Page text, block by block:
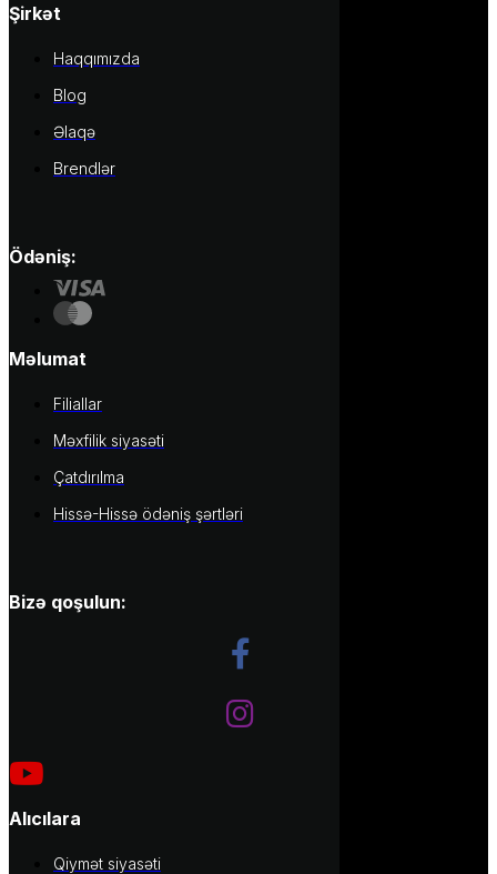
Şirkət
Haqqımızda
Blog
Əlaqə
Brendlər
Ödəniş:
Məlumat
Filiallar
Məxfilik siyasəti
Çatdırılma
Hissə-Hissə ödəniş şərtləri
Bizə qoşulun:
Alıcılara
Qiymət siyasəti